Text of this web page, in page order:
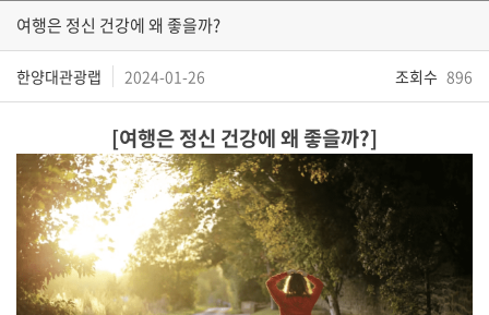
여행은 정신 건강에 왜 좋을까?
한양대관광랩 2024-01-26 조회수 896
[여행은 정신 건강에 왜 좋을까?]